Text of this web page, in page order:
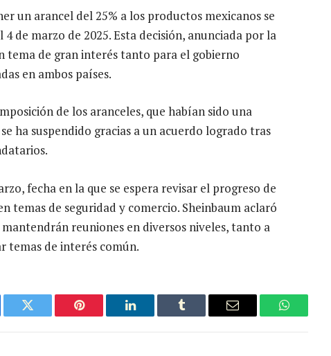
un arancel del 25% a los productos mexicanos se
de marzo de 2025. Esta decisión, anunciada por la
tema de gran interés tanto para el gobierno
en ambos países.
de los aranceles, que habían sido una
ha suspendido gracias a un acuerdo logrado tras
fecha en la que se espera revisar el progreso de
temas de seguridad y comercio. Sheinbaum aclaró
reuniones en diversos niveles, tanto a
temas de interés común.
Twitter Pinterest LinkedIn Tumblr Email WhatsApp